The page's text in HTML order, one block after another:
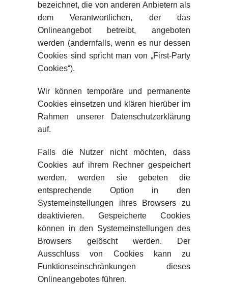
bezeichnet, die von anderen Anbietern als
dem Verantwortlichen, der das
Onlineangebot betreibt, angeboten
werden (andernfalls, wenn es nur dessen
Cookies sind spricht man von „First-Party
Cookies“).
Wir können temporäre und permanente
Cookies einsetzen und klären hierüber im
Rahmen unserer Datenschutzerklärung
auf.
Falls die Nutzer nicht möchten, dass
Cookies auf ihrem Rechner gespeichert
werden, werden sie gebeten die
entsprechende Option in den
Systemeinstellungen ihres Browsers zu
deaktivieren. Gespeicherte Cookies
können in den Systemeinstellungen des
Browsers gelöscht werden. Der
Ausschluss von Cookies kann zu
Funktionseinschränkungen dieses
Onlineangebotes führen.